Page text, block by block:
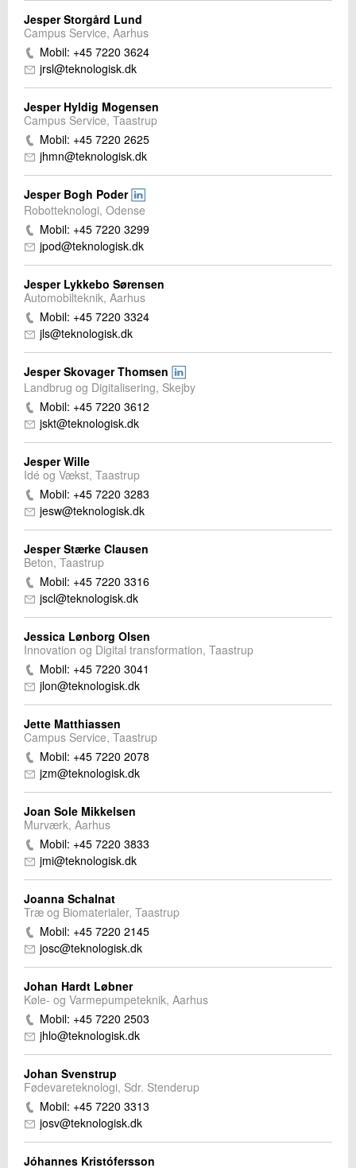
Jesper Storgård Lund
Campus Service, Aarhus
Mobil: +45 7220 3624
jrsl@teknologisk.dk
Jesper Hyldig Mogensen
Campus Service, Taastrup
Mobil: +45 7220 2625
jhmn@teknologisk.dk
Jesper Bogh Poder
Robotteknologi, Odense
Mobil: +45 7220 3299
jpod@teknologisk.dk
Jesper Lykkebo Sørensen
Automobilteknik, Aarhus
Mobil: +45 7220 3324
jls@teknologisk.dk
Jesper Skovager Thomsen
Landbrug og Digitalisering, Skejby
Mobil: +45 7220 3612
jskt@teknologisk.dk
Jesper Wille
Idé og Vækst, Taastrup
Mobil: +45 7220 3283
jesw@teknologisk.dk
Jesper Stærke Clausen
Beton, Taastrup
Mobil: +45 7220 3316
jscl@teknologisk.dk
Jessica Lønborg Olsen
Innovation og Digital transformation, Taastrup
Mobil: +45 7220 3041
jlon@teknologisk.dk
Jette Matthiassen
Campus Service, Taastrup
Mobil: +45 7220 2078
jzm@teknologisk.dk
Joan Sole Mikkelsen
Murværk, Aarhus
Mobil: +45 7220 3833
jmi@teknologisk.dk
Joanna Schalnat
Træ og Biomaterialer, Taastrup
Mobil: +45 7220 2145
josc@teknologisk.dk
Johan Hardt Løbner
Køle- og Varmepumpeteknik, Aarhus
Mobil: +45 7220 2503
jhlo@teknologisk.dk
Johan Svenstrup
Fødevareteknologi, Sdr. Stenderup
Mobil: +45 7220 3313
josv@teknologisk.dk
Jóhannes Kristófersson